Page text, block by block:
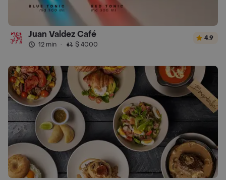
Juan Valdez Café
12 min · $ 4000
4.9